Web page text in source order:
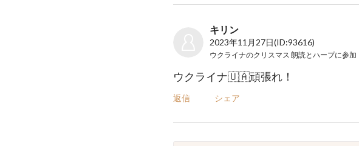
キリン
2023年11月27日(ID:93616)
ウクライナのクリスマス 朗読とハープに参加
ウクライナ🇺🇦頑張れ！
返信 シェア